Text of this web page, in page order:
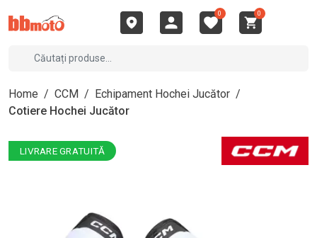
0 0
Home / CCM / Echipament Hochei Jucător /
Cotiere Hochei Jucător
LIVRARE GRATUITĂ